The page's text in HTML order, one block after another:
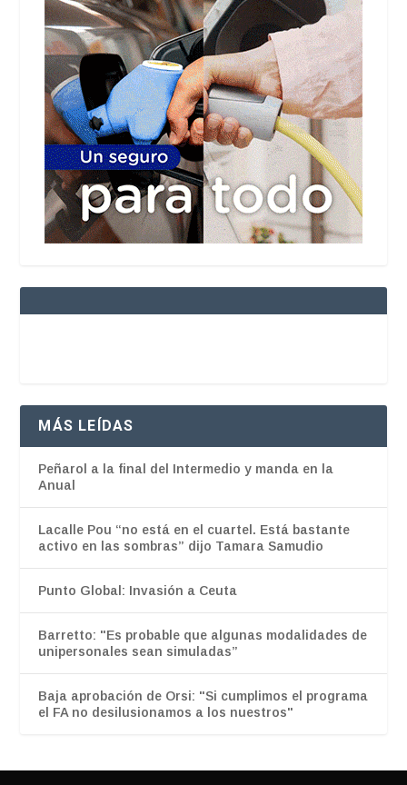
MÁS LEÍDAS
Peñarol a la final del Intermedio y manda en la
Anual
Lacalle Pou “no está en el cuartel. Está bastante
activo en las sombras” dijo Tamara Samudio
Punto Global: Invasión a Ceuta
Barretto: "Es probable que algunas modalidades de
unipersonales sean simuladas”
Baja aprobación de Orsi: "Si cumplimos el programa
el FA no desilusionamos a los nuestros"